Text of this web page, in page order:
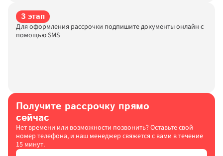
3 этап
Для оформления рассрочки подпишите документы онлайн с
помощью SMS
Получите рассрочку прямо
сейчас
Нет времени или возможности позвонить? Оставьте свой
номер телефона, и наш менеджер свяжется с вами в течение
15 минут.